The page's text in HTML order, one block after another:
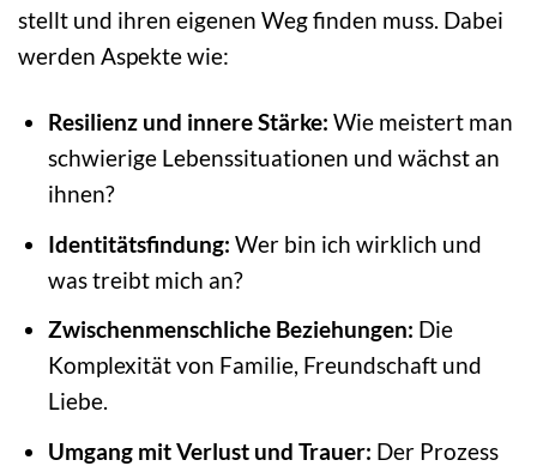
stellt und ihren eigenen Weg finden muss. Dabei
werden Aspekte wie:
Resilienz und innere Stärke: Wie meistert man
schwierige Lebenssituationen und wächst an
ihnen?
Identitätsfindung: Wer bin ich wirklich und
was treibt mich an?
Zwischenmenschliche Beziehungen: Die
Komplexität von Familie, Freundschaft und
Liebe.
Umgang mit Verlust und Trauer: Der Prozess